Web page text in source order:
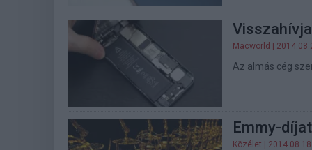
Macworld |
Az almás cég
Emmy-
Közélet |